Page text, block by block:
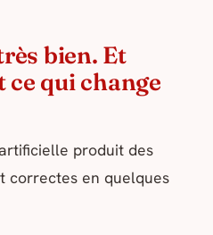
bien. Et
ce qui change
produit des
correctes en quelques